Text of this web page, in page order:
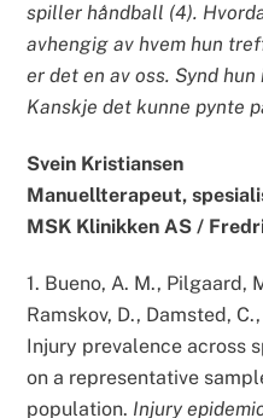
spiller håndball (4).
avhengig av hvem hun
er det en av oss. Synd
Kanskje det kunne pynte
Svein Kristiansen
Manuellterapeut,
MSK Klinikken AS /
1. Bueno, A. M., Pilgaard,
Ramskov, D., Damsted,
Injury prevalence across
on a representative
population. Injury